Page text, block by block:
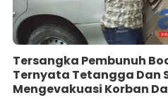
Tersangka Pembunuh
Ternyata Tetangga Dan
Mengevakuasi Korban